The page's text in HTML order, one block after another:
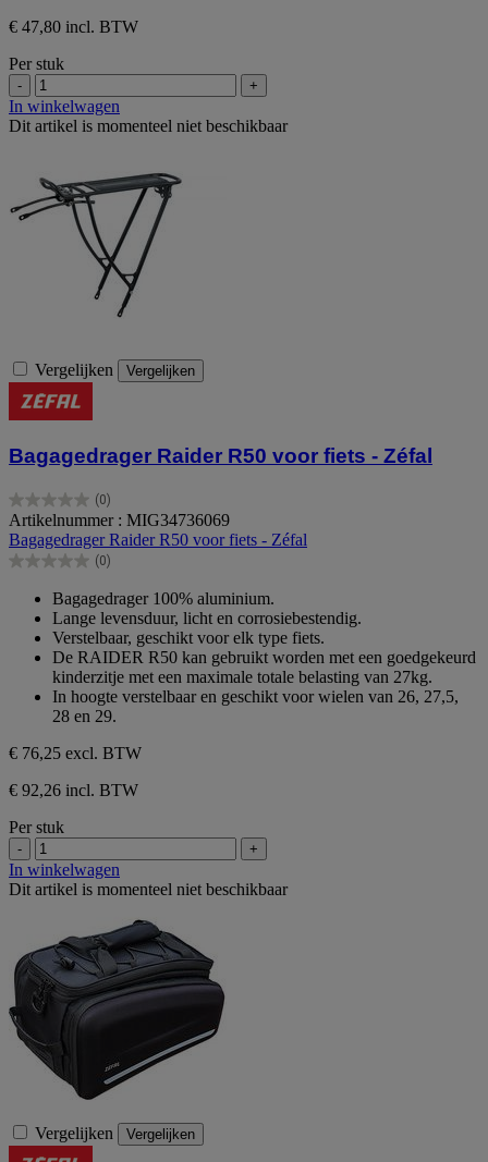
€ 47,80 incl. BTW
Per stuk
- +
In winkelwagen
Dit artikel is momenteel niet beschikbaar
Vergelijken Vergelijken
Bagagedrager Raider R50 voor fiets - Zéfal
(0)
0.0
van
de
5
Artikelnummer : MIG34736069
Bagagedrager Raider R50 voor fiets - Zéfal
(0)
0.0
sterren.
Bagagedrager 100% aluminium.
Lange levensduur, licht en corrosiebestendig.
Verstelbaar, geschikt voor elk type fiets.
De RAIDER R50 kan gebruikt worden met een goedgekeurd
kinderzitje met een maximale totale belasting van 27kg.
In hoogte verstelbaar en geschikt voor wielen van 26, 27,5,
28 en 29.
€ 76,25 excl. BTW
€ 92,26 incl. BTW
Per stuk
- +
In winkelwagen
Dit artikel is momenteel niet beschikbaar
Vergelijken Vergelijken